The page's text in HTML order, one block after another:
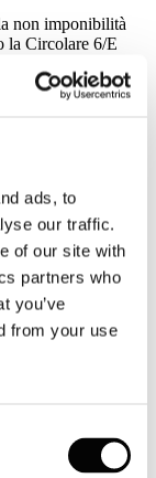
ads, to
our traffic.
of our site with
partners who
you’ve
from your use
non imponibilità
la Circolare 6/E
da UCINA al
Salone di Genova.
IVA per le navi
“
al 70%
Tale
uno stand